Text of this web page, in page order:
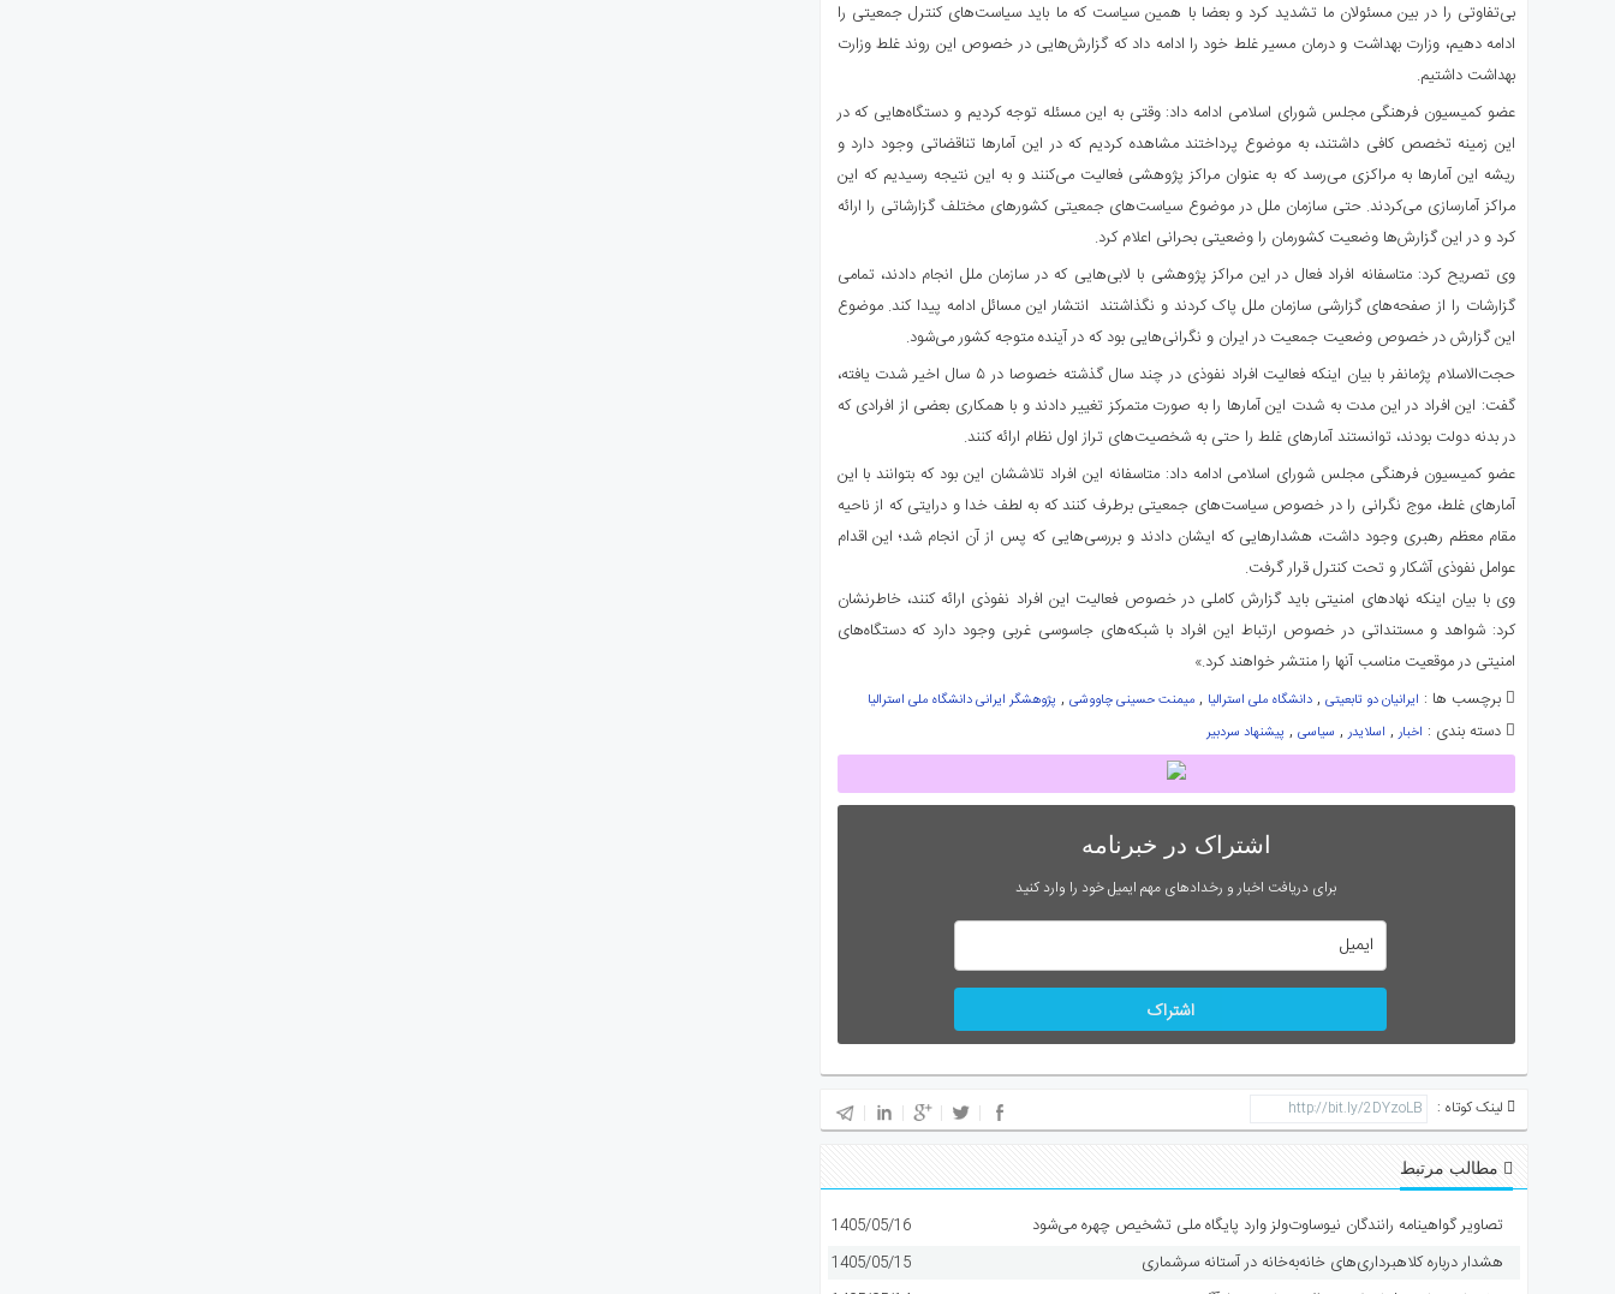
بی‌تفاوتی را در بین مسئولان ما تشدید کرد و بعضا با همین سیاست که ما باید سیاست‌های کنترل جمعیتی را
ادامه دهیم، وزارت بهداشت و درمان مسیر غلط خود را ادامه داد که گزارش‌هایی در خصوص این روند غلط وزارت
بهداشت داشتیم.
عضو کمیسیون فرهنگی مجلس شورای اسلامی ادامه داد: وقتی به این مسئله توجه کردیم و دستگاه‌هایی که در
این زمینه تخصص کافی داشتند، به موضوع پرداختند مشاهده کردیم که در این آمارها تناقضاتی وجود دارد و
ریشه این آمارها به مراکزی می‌رسد که به عنوان مراکز پژوهشی فعالیت می‌کنند و به این نتیجه رسیدیم که این
مراکز آمارسازی می‌کردند. حتی سازمان ملل در موضوع سیاست‌های جمعیتی کشورهای مختلف گزارشاتی را ارائه
کرد و در این گزارش‌ها وضعیت کشورمان را وضعیتی بحرانی اعلام کرد.
وی تصریح کرد: متاسفانه افراد فعال در این مراکز پژوهشی با لابی‌هایی که در سازمان ملل انجام دادند، تمامی
گزارشات را از صفحه‌های گزارشی سازمان ملل پاک کردند و نگذاشتند انتشار این مسائل ادامه پیدا کند. موضوع
این گزارش در خصوص وضعیت جمعیت در ایران و نگرانی‌هایی بود که در آینده متوجه کشور می‌شود.
حجت‌الاسلام پژمانفر با بیان اینکه فعالیت افراد نفوذی در چند سال گذشته خصوصا در ۵ سال اخیر شدت یافته،
گفت: ‌این افراد در این مدت به شدت این آمارها را به صورت متمرکز تغییر دادند و با همکاری بعضی از افرادی که
در بدنه دولت بودند، توانستند آمارهای غلط را حتی به شخصیت‌های تراز اول نظام ارائه کنند.
عضو کمیسیون فرهنگی مجلس شورای اسلامی ادامه داد: متاسفانه این افراد تلاششان این بود که بتوانند با این
آمارهای غلط، موج نگرانی را در خصوص سیاست‌های جمعیتی برطرف کنند که به لطف خدا و درایتی که از ناحیه
مقام معظم رهبری وجود داشت، هشدارهایی که ایشان دادند و بررسی‌هایی که پس از آن انجام شد؛ این اقدام
عوامل نفوذی آشکار و تحت کنترل قرار گرفت.
وی با بیان اینکه نهادهای امنیتی باید گزارش کاملی در خصوص فعالیت این افراد نفوذی ارائه کنند، خاطرنشان
کرد:‌ شواهد و مستنداتی در خصوص ارتباط این افراد با شبکه‌های جاسوسی غربی وجود دارد که دستگاه‌های
امنیتی در موقعیت مناسب آنها را منتشر خواهند کرد.»
برچسب ها : ایرانیان دو تابعیتی , دانشگاه ملی استرالیا , میمنت حسینی چاووشی , پژوهشگر ایرانی دانشگاه ملی استرالیا
دسته بندی : اخبار, اسلایدر, سیاسی , پیشنهاد سردبیر
اشتراک در خبرنامه
برای دریافت اخبار و رخدادهای مهم ایمیل خود را وارد کنید
اشتراک
لینک کوتاه :
مطالب مرتبط
تصاویر گواهینامه رانندگان نیوساوت‌ولز وارد پایگاه ملی تشخیص چهره می‌شود 1405/05/16
هشدار درباره کلاهبرداری‌های خانه‌به‌خانه در آستانه سرشماری 1405/05/15